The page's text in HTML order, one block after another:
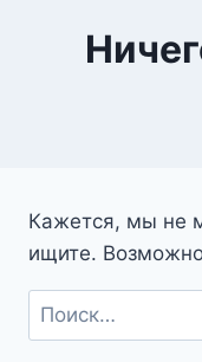
Кажется, мы не
ищите.
Найти: